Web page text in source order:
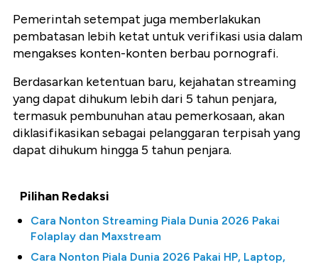
Pemerintah setempat juga memberlakukan
pembatasan lebih ketat untuk verifikasi usia dalam
mengakses konten-konten berbau pornografi.
Berdasarkan ketentuan baru, kejahatan streaming
yang dapat dihukum lebih dari 5 tahun penjara,
termasuk pembunuhan atau pemerkosaan, akan
diklasifikasikan sebagai pelanggaran terpisah yang
dapat dihukum hingga 5 tahun penjara.
Pilihan Redaksi
Cara Nonton Streaming Piala Dunia 2026 Pakai
Folaplay dan Maxstream
Cara Nonton Piala Dunia 2026 Pakai HP, Laptop,